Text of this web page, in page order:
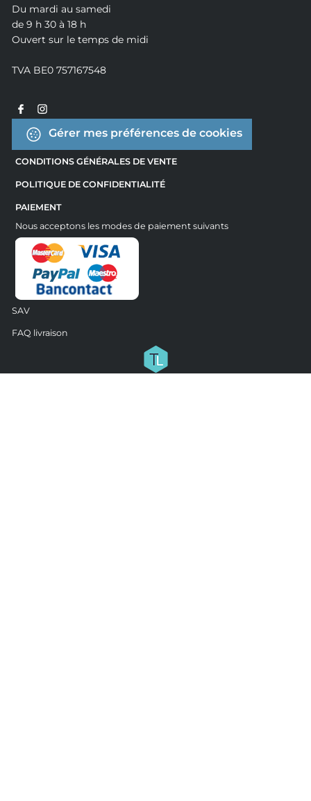
Du mardi au samedi
de 9 h 30 à 18 h
Ouvert sur le temps de midi
TVA BE0 757167548
Gérer mes préférences de cookies
CONDITIONS GÉNÉRALES DE VENTE
POLITIQUE DE CONFIDENTIALITÉ
PAIEMENT
Nous acceptons les modes de paiement suivants
SAV
FAQ livraison